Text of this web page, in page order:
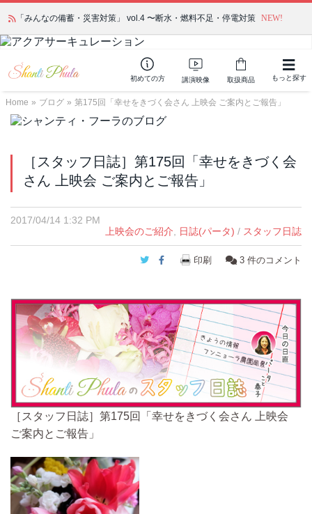
「みんなの備蓄・災害対策」 vol.4 〜断水・燃料不足・停電対策 NEW!
初めての方 講演映像 取扱商品 もっと探す
Home » ブログ » 第175回「幸せをきづく会さん 上映会 ご案内とご報告」
［スタッフ日誌］第175回「幸せをきづく会
さん 上映会 ご案内とご報告」
2017/04/14 1:32 PM
上映会のご紹介
日誌(パータ) / スタッフ日誌
Twitter
Facebook
印刷 3 件のコメント
［スタッフ日誌］第175回「幸せをきづく会さん 上映会
ご案内とご報告」